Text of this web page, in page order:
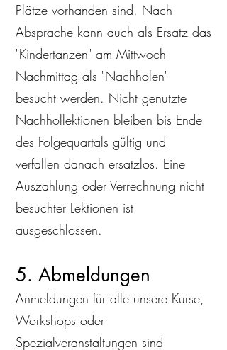
Plätze vorhanden sind. Nach
Absprache kann auch als Ersatz das
"Kindertanzen" am Mittwoch
Nachmittag als "Nachholen"
besucht werden. Nicht genutzte
Nachhollektionen bleiben bis Ende
des Folgequartals gültig und
verfallen danach ersatzlos. Eine
Auszahlung oder Verrechnung nicht
besuchter Lektionen ist
ausgeschlossen.
5. Abmeldungen
Anmeldungen für alle unsere Kurse,
Workshops oder
Spezialveranstaltungen sind